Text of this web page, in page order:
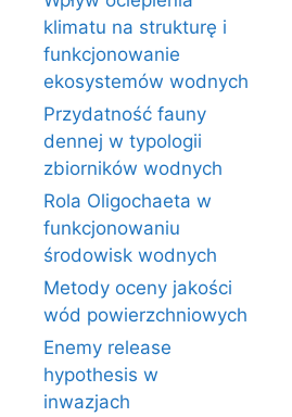
klimatu na strukturę i
funkcjonowanie
ekosystemów wodnych
Przydatność fauny
dennej w typologii
zbiorników wodnych
Rola Oligochaeta w
funkcjonowaniu
środowisk wodnych
Metody oceny jakości
wód powierzchniowych
Enemy release
hypothesis w
inwazjach